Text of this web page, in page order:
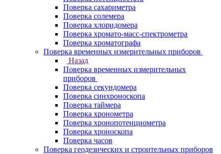
Поверка сахариметра
Поверка солемера
Поверка хлоридомера
Поверка хромато-масс-спектрометра
Поверка хроматографа
Поверка временных измерительных приборов
Назад
Поверка временных измерительных
приборов
Поверка секундомера
Поверка синхроноскопа
Поверка таймера
Поверка хронометра
Поверка хронопотенциометра
Поверка хроноскопа
Поверка часов
Поверка геодезических и строительных приборов